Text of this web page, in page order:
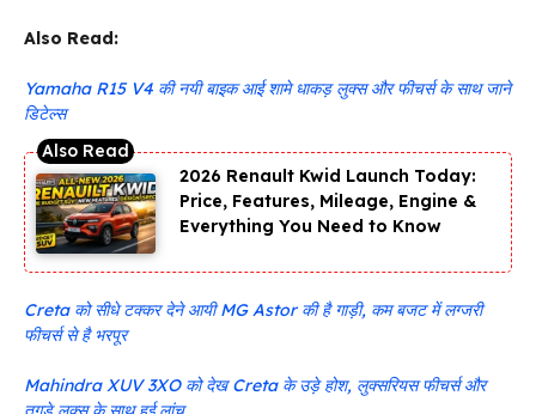
Also Read:
Yamaha R15 V4 की नयी बाइक आई शामे धाकड़ लुक्स और फीचर्स के साथ जाने
डिटेल्स
2026 Renault Kwid Launch Today:
Price, Features, Mileage, Engine &
Everything You Need to Know
Creta को सीधे टक्कर देने आयी MG Astor की है गाड़ी, कम बजट में लग्जरी
फीचर्स से है भरपूर
Mahindra XUV 3XO को देख Creta के उड़े होश, लुक्सरियस फीचर्स और